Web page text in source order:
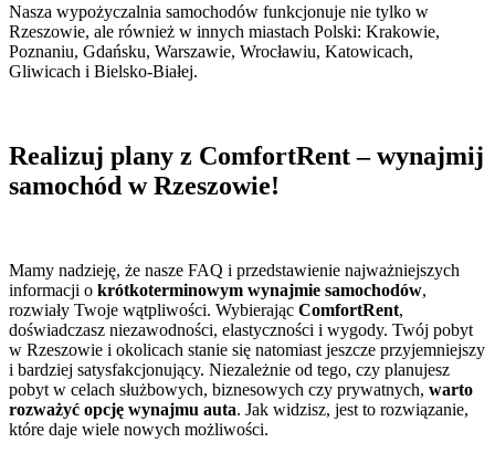
Nasza wypożyczalnia samochodów funkcjonuje nie tylko w
Rzeszowie, ale również w innych miastach Polski: Krakowie,
Poznaniu, Gdańsku, Warszawie, Wrocławiu, Katowicach,
Gliwicach i Bielsko-Białej.
Realizuj plany z ComfortRent – wynajmij
samochód w Rzeszowie!
Mamy nadzieję, że nasze FAQ i przedstawienie najważniejszych
informacji o krótkoterminowym wynajmie samochodów,
rozwiały Twoje wątpliwości. Wybierając ComfortRent,
doświadczasz niezawodności, elastyczności i wygody. Twój pobyt
w Rzeszowie i okolicach stanie się natomiast jeszcze przyjemniejszy
i bardziej satysfakcjonujący. Niezależnie od tego, czy planujesz
pobyt w celach służbowych, biznesowych czy prywatnych, warto
rozważyć opcję wynajmu auta. Jak widzisz, jest to rozwiązanie,
które daje wiele nowych możliwości.